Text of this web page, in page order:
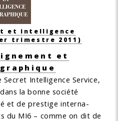
et intelligence
trimestre 2011)
et
Secret Intelligence Service,
la bonne société
et de prestige interna-
du MI6 – comme on dit de